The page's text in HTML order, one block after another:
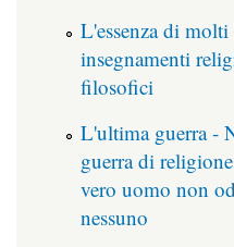
L'essenza di molti
insegnamenti
filosofici
L'ultima guerra -
guerra di
vero uomo non
nessuno